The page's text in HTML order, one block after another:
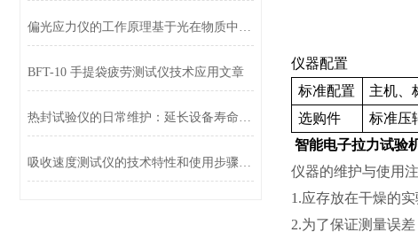
仪器配置
标准配置
主机、
选购件
标准压
智能电子拉力试验
仪器的维护与使用
1.应存放在干燥的
2.为了保证测量误
偏光应力仪的工作原理基于光在物质中的传播特性
BFT-10 手提袋疲劳测试仪技术应用文章
热封试验仪的日常维护：延长设备寿命的关键操作
吸收速度测试仪的技术特性和使用步骤说明